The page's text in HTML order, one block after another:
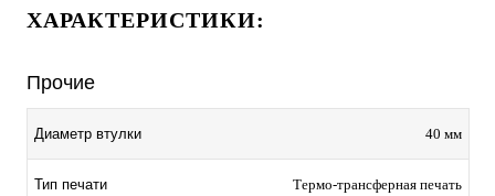
ХАРАКТЕРИСТИКИ:
Прочие
Диаметр втулки 40 мм
Тип печати Термо-трансферная печать